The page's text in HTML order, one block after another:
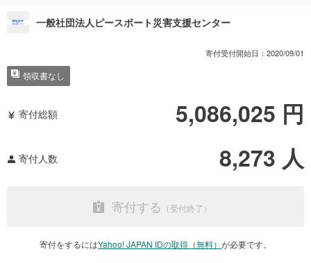
一般社団法人ピースボート災害支援センター
寄付受付開始日： 2020/09/01
領収書なし
寄付総額 5,086,025 円
寄付人数 8,273 人
寄付する
寄付をするにはYahoo! JAPAN IDの取得（無料） が必要です。